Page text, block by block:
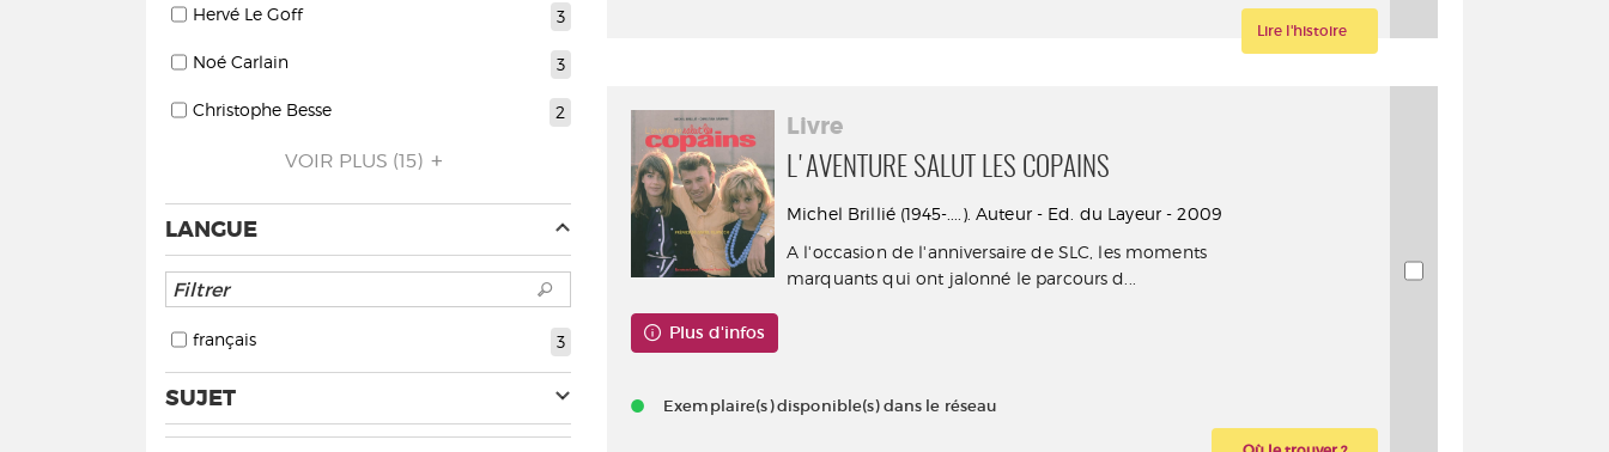
Lire l'histoire
Livre
L'AVENTURE SALUT LES COPAINS
Michel Brillié (1945-....). Auteur - Ed. du Layeur - 2009
A l'occasion de l'anniversaire de SLC, les moments
marquants qui ont jalonné le parcours d...
Plus d'infos
Exemplaire(s) disponible(s) dans le réseau
3
Hervé Le Goff
3
Noé Carlain
2
Christophe Besse
VOIR PLUS (15)
LANGUE
3
français
SUJET